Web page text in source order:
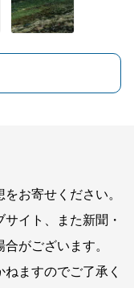
お寄せください。
イト、また新聞・
がございます。
ますのでご了承く